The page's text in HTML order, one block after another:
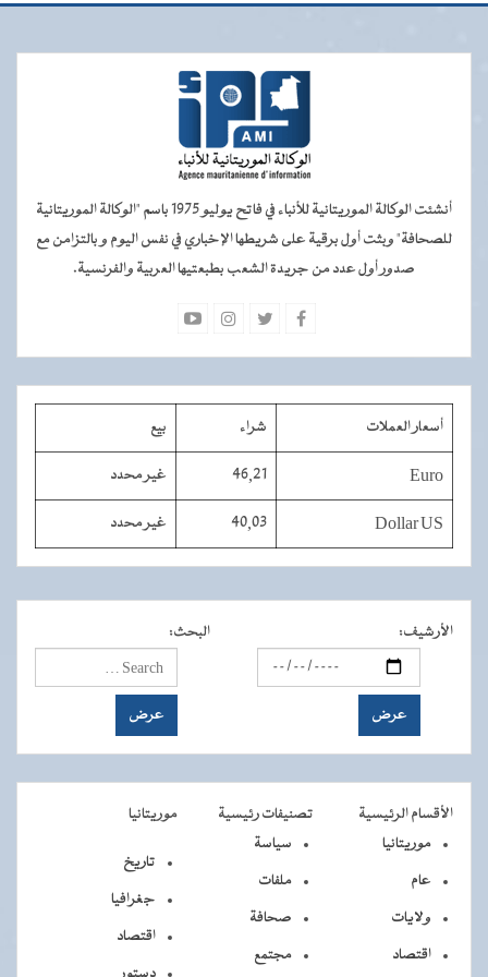
أنشئت الوكالة الموريتانية للأنباء في فاتح يوليو 1975 باسم "الوكالة الموريتانية
للصحافة" وبثت أول برقية على شريطها الإخباري في نفس اليوم و بالتزامن مع
صدور أول عدد من جريدة الشعب بطبعتيها العربية والفرنسية.
أسعار العملات شراء بيع
Euro
46,21 غير محدد
Dollar US
40,03 غير محدد
الأرشيف: البحث:
الأقسام الرئيسية تصنيفات رئيسية
موريتانيا
موريتانيا
عام
ولايات
اقتصاد
سياسة
ملفات
صحافة
مجتمع
تاريخ
جغرافيا
اقتصاد